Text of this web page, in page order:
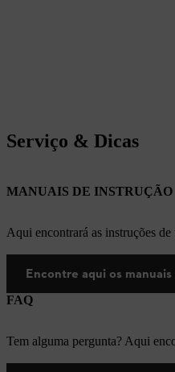
Serviço & Dicas
MANUAIS DE INSTRUÇÃO
Aqui encontrará as instruções
Encontre aqui os
FAQ
Tem alguma pergunta? Aqui